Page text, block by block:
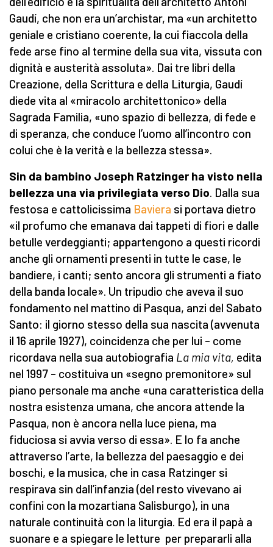
Gaudí, che non era un’archistar, ma «un architetto
geniale e cristiano coerente, la cui fiaccola della
fede arse fino al termine della sua vita, vissuta con
dignità e austerità assoluta». Dai tre libri della
Creazione, della Scrittura e della Liturgia, Gaudí
diede vita al «miracolo architettonico» della
Sagrada Familia, «uno spazio di bellezza, di fede e
di speranza, che conduce l’uomo all’incontro con
colui che è la verità e la bellezza stessa».
Sin da bambino Joseph Ratzinger ha visto nella
bellezza una via privilegiata verso Dio. Dalla sua
festosa e cattolicissima Baviera si portava dietro
«il profumo che emanava dai tappeti di fiori e dalle
betulle verdeggianti; appartengono a questi ricordi
anche gli ornamenti presenti in tutte le case, le
bandiere, i canti; sento ancora gli strumenti a fiato
della banda locale». Un tripudio che aveva il suo
fondamento nel mattino di Pasqua, anzi del Sabato
Santo: il giorno stesso della sua nascita (avvenuta
il 16 aprile 1927), coincidenza che per lui – come
ricordava nella sua autobiografia La mia vita, edita
nel 1997 – costituiva un «segno premonitore» sul
piano personale ma anche «una caratteristica della
nostra esistenza umana, che ancora attende la
Pasqua, non è ancora nella luce piena, ma
fiduciosa si avvia verso di essa». E lo fa anche
attraverso l’arte, la bellezza del paesaggio e dei
boschi, e la musica, che in casa Ratzinger si
respirava sin dall’infanzia (del resto vivevano ai
confini con la mozartiana Salisburgo), in una
naturale continuità con la liturgia. Ed era il papà a
suonare e a spiegare le letture per prepararli alla